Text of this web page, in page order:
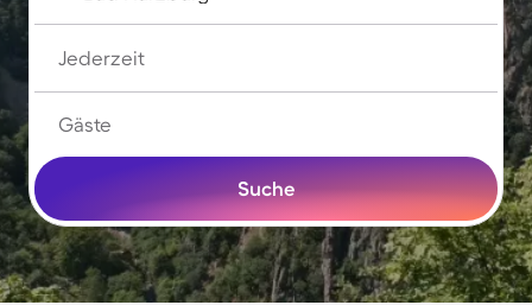
Jederzeit
Gäste
Suche